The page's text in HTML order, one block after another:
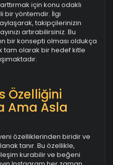
için konu odaklı
bir yöntemdir. İlgi
takipçilerinizin
artırabilirsiniz. Bu
bir konsepti olması oldukça
tam olarak bir hedef kitle
Özelliğini
Ama Asla
özelliklerinden biridir ve
tanır. Bu özellikle,
kurabilir ve beğeni